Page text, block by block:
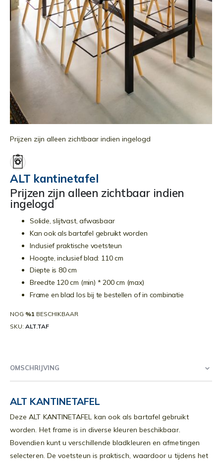
naar
begin
van
de
afbeeldingen-
gallerij
ALT kantinetafel
Prijzen zijn alleen zichtbaar indien
ingelogd
Solide, slijtvast, afwasbaar
Kan ook als bartafel gebruikt worden
Inclusief praktische voetsteun
Hoogte, inclusief blad: 110 cm
Diepte is 80 cm
Breedte 120 cm (min) * 200 cm (max)
Frame en blad los bij te bestellen of in combinatie
NOG %1 BESCHIKBAAR
SKU ALT.TAF
Prijzen zijn alleen zichtbaar indien ingelogd
OMSCHRIJVING
ALT KANTINETAFEL
Deze ALT KANTINETAFEL kan ook als bartafel gebruikt
worden. Het frame is in diverse kleuren beschikbaar.
Bovendien kunt u verschillende bladkleuren en afmetingen
selecteren. De voetsteun is praktisch, waardoor u tijdens het